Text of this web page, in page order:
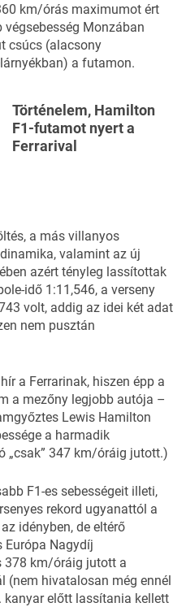
km/órás maximumot ért
Monzában
csúcs (alacsony
a futamon.
Történelem, Hamilton
F1-futamot nyert a
Ferrarival
a más villanyos
valamint az új
azért tényleg lassítottak
idő 1:11,546, a verseny
volt, addig az idei két adat
nem pusztán
a Ferrarinak, hiszen épp a
a mezőny legjobb autója –
Lewis Hamilton
a harmadik
„csak” 347 km/óráig jutott.)
F1-es sebességeit illeti,
rekord ugyanattól a
idényben, de eltérő
Európa Nagydíj
378 km/óráig jutott a
(nem hivatalosan még ennél
kanyar előtt lassítania kellett